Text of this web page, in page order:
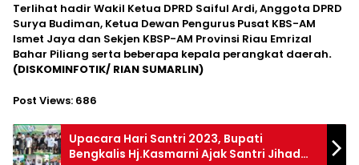
Terlihat hadir Wakil Ketua DPRD Saiful Ardi, Anggota DPRD
Surya Budiman, Ketua Dewan Pengurus Pusat KBS-AM
Ismet Jaya dan Sekjen KBSP-AM Provinsi Riau Emrizal
Bahar Piliang serta beberapa kepala perangkat daerah.
(DISKOMINFOTIK/ RIAN SUMARLIN)
Post Views: 686
Upacara Hari Santri 2023, Bupati
Bengkalis Hj.Kasmarni Ajak Santri Jihad